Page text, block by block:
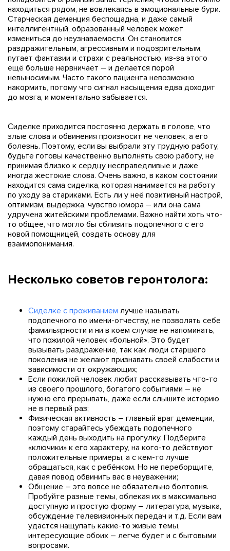
находиться рядом, не вовлекаясь в эмоциональные бури.
Старческая деменция беспощадна, и даже самый
интеллигентный, образованный человек может
измениться до неузнаваемости. Он становится
раздражительным, агрессивным и подозрительным,
путает фантазии и страхи с реальностью, из-за этого
ещё больше нервничает – и делается порой
невыносимым. Часто такого пациента невозможно
накормить, потому что сигнал насыщения едва доходит
до мозга, и моментально забывается.
Сиделке приходится постоянно держать в голове, что
злые слова и обвинения произносит не человек, а его
болезнь. Поэтому, если вы выбрали эту трудную работу,
будьте готовы качественно выполнять свою работу, не
принимая близко к сердцу несправедливые и даже
иногда жестокие слова. Очень важно, в каком состоянии
находится сама сиделка, которая нанимается на работу
по уходу за стариками. Есть ли у неё позитивный настрой,
оптимизм, выдержка, чувство юмора – или она сама
удручена житейскими проблемами. Важно найти хоть что-
то общее, что могло бы сблизить подопечного с его
новой помощницей, создать основу для
взаимопонимания.
Несколько советов геронтолога:
Сиделке с проживанием лучше называть
подопечного по имени-отчеству, не позволять себе
фамильярности и ни в коем случае не напоминать,
что пожилой человек «больной». Это будет
вызывать раздражение, так как люди старшего
поколения не желают признавать своей слабости и
зависимости от окружающих;
Если пожилой человек любит рассказывать что-то
из своего прошлого, богатого событиями – не
нужно его прерывать, даже если слышите историю
не в первый раз;
Физическая активность – главный враг деменции,
поэтому старайтесь убеждать подопечного
каждый день выходить на прогулку. Подберите
«ключики» к его характеру, на кого-то действуют
положительные примеры, а с кем-то лучше
обращаться, как с ребёнком. Но не переборщите,
давая повод обвинить вас в неуважении;
Общение – это вовсе не обязательно болтовня.
Пробуйте разные темы, облекая их в максимально
доступную и простую форму – литература, музыка,
обсуждение телевизионных передач и т.д. Если вам
удастся нащупать какие-то живые темы,
интересующие обоих – легче будет и с бытовыми
вопросами.